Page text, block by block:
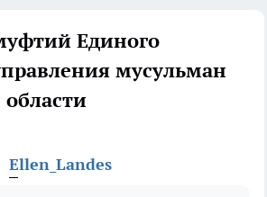
Единого
мусульман
Ellen_Landes